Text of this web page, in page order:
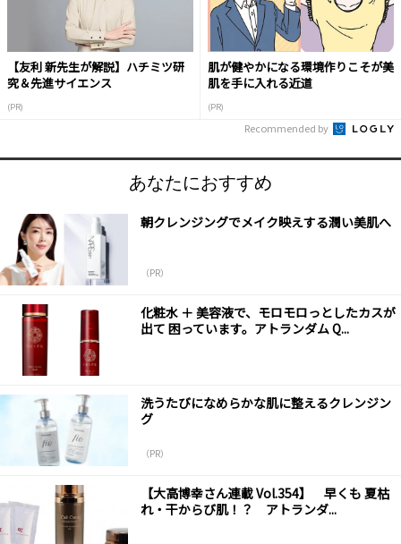
【友利 新先生が解説】ハチミツ研
究＆先進サイエンス
(PR)
肌が健やかになる環境作りこそが美
肌を手に入れる近道
(PR)
Recommended by
あなたにおすすめ
朝クレンジングでメイク映えする潤い美肌へ
（PR）
化粧水 ＋ 美容液で、モロモロっとしたカスが
出て 困っています。アトランダム Q...
洗うたびになめらかな肌に整えるクレンジン
グ
（PR）
【大高博幸さん連載 Vol.354】 早くも 夏枯
れ・干からび肌！？ アトランダ...